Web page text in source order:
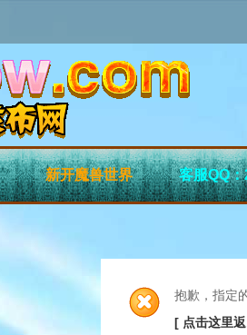
新开魔兽世界 客服QQ
抱歉，指定
[ 点击这里